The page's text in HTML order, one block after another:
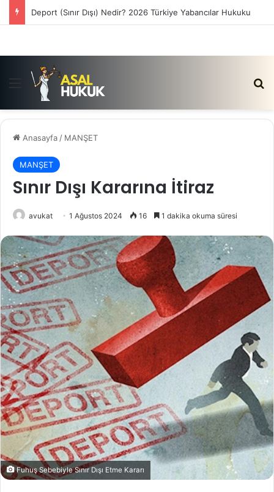
Deport (Sınır Dışı) Nedir? 2026 Türkiye Yabancılar Hukuku
Menü
Anasayfa / MANŞET
MANŞET
Sınır Dışı Kararına İtiraz
avukat 1 Ağustos 2024 16 1 dakika okuma süresi
Fuhuş Sebebiyle Sınır Dışı Etme Kararı